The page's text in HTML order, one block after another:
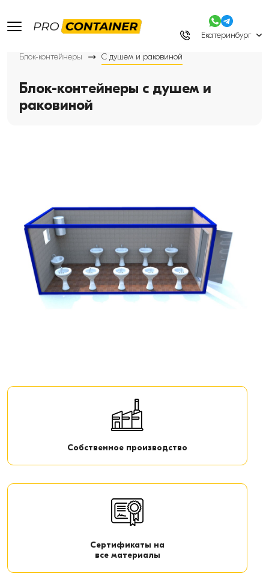
Екатеринбург
Блок-контейнеры С душем и раковиной
Блок-контейнеры с душем и
раковиной
Собственное производство
Сертификаты на
все материалы